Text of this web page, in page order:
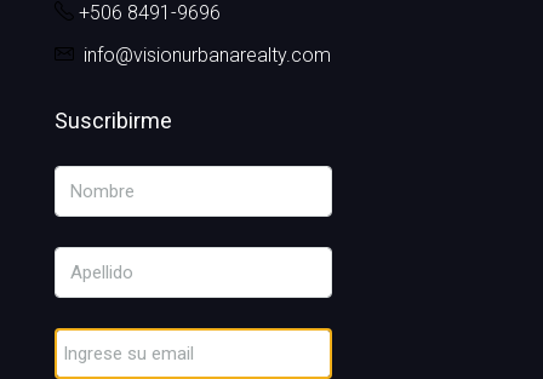
+506 8491-9696
info@visionurbanarealty.com
Suscribirme